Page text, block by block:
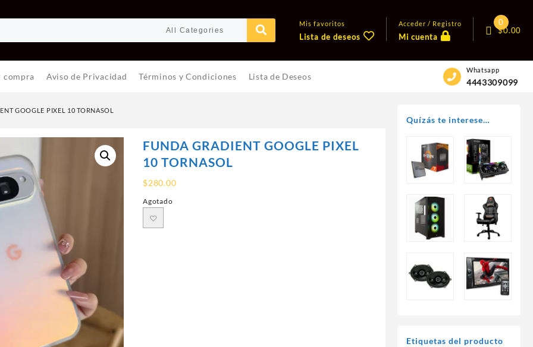
Mis favoritos
Lista de deseos
Acceder / Registro
Mi cuenta
0
$0.00
compra Aviso de Privacidad Términos y Condiciones Lista de Deseos
Whatsapp
4443309099
GOOGLE PIXEL 10 TORNASOL
FUNDA GRADIENT GOOGLE PIXEL
10 TORNASOL
$280.00
Agotado
Quízás te interese…
Etiquetas del producto